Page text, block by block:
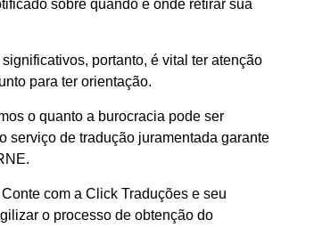
sobre quando e onde retirar sua
portanto, é vital ter atenção
para ter orientação.
o quanto a burocracia pode ser
serviço de tradução juramentada garante
com a Click Traduções e seu
o processo de obtenção do